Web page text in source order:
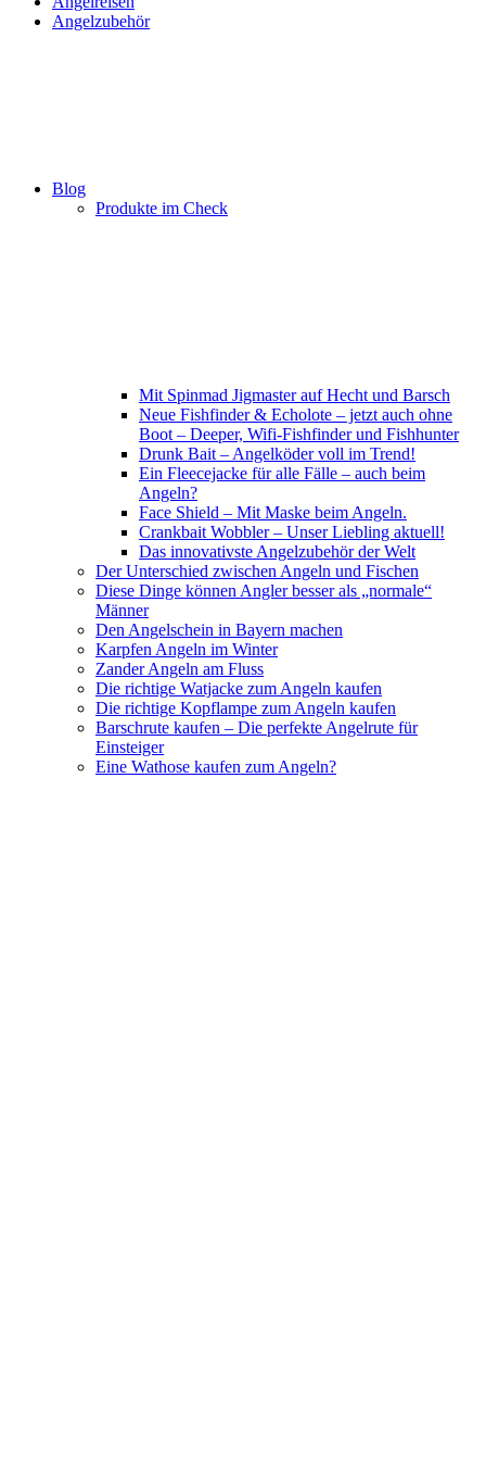
Angelzubehör
Blog
Produkte im Check
Mit Spinmad Jigmaster auf Hecht und Barsch
Neue Fishfinder & Echolote – jetzt auch ohne
Boot – Deeper, Wifi-Fishfinder und Fishhunter
Drunk Bait – Angelköder voll im Trend!
Ein Fleecejacke für alle Fälle – auch beim
Angeln?
Face Shield – Mit Maske beim Angeln.
Crankbait Wobbler – Unser Liebling aktuell!
Das innovativste Angelzubehör der Welt
Der Unterschied zwischen Angeln und Fischen
Diese Dinge können Angler besser als „normale“
Männer
Den Angelschein in Bayern machen
Karpfen Angeln im Winter
Zander Angeln am Fluss
Die richtige Watjacke zum Angeln kaufen
Die richtige Kopflampe zum Angeln kaufen
Barschrute kaufen – Die perfekte Angelrute für
Einsteiger
Eine Wathose kaufen zum Angeln?